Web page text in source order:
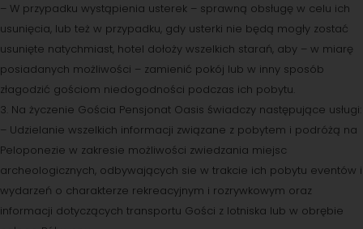
– W przypadku wystąpienia usterek – sprawną obsługę w celu ich
usunięcia, lub też w przypadku, gdy usterki nie będą mogły zostać
usunięte natychmiast, hotel dołoży wszelkich starań, aby – w miarę
posiadanych możliwości – zamienić pokój lub w inny sposób
złagodzić gościom niedogodności podczas ich pobytu.
3. Na życzenie Gościa Pensjonat Oasis świadczy następujące usługi:
– Udzielanie wszelkich informacji związane z pobytem i podróżą na
Peloponezie w zakresie możliwości zwiedzania miejsc
archeologicznych, odbywających sie w trakcie ich pobytu eventów i
wydarzeń o charakterze rekreacyjnym i rozrywkowym oraz
informacji dotyczących transportu Gości z lotniska lub w obrębie